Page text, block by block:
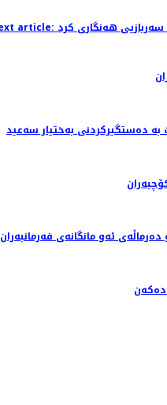
دەستگیرکردنی بەختیار سەعید